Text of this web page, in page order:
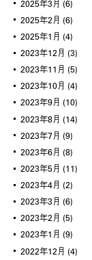
2025年3月 (6)
2025年2月 (6)
2025年1月 (4)
2023年12月 (3)
2023年11月 (5)
2023年10月 (4)
2023年9月 (10)
2023年8月 (14)
2023年7月 (9)
2023年6月 (8)
2023年5月 (11)
2023年4月 (2)
2023年3月 (6)
2023年2月 (5)
2023年1月 (9)
2022年12月 (4)